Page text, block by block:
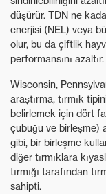
düşürür. TDN ne
enerjisi (NEL) veya
olur, bu da çiftlik
performansını azaltır.
Wisconsin,
araştırma, tırmık
belirlemek için dört
çubuğu ve birleşme)
gibi, bir birleşme
diğer tırmıklara
tırmığı tarafından
sahipti.